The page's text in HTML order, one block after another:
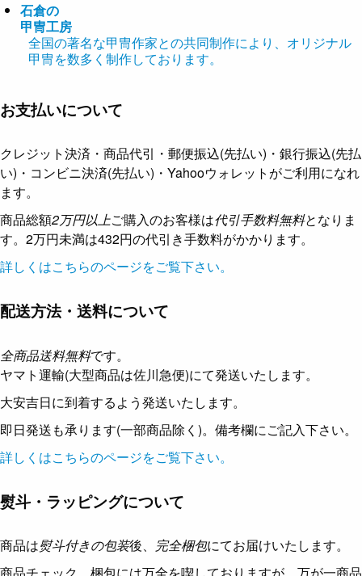
石倉の
甲冑工房
全国の著名な甲冑作家との共同制作により、オリジナル
甲冑を数多く制作しております。
お支払いについて
クレジット決済・商品代引・郵便振込(先払い)・銀行振込(先払
い)・コンビニ決済(先払い)・Yahooウォレットがご利用になれ
ます。
商品総額2万円以上ご購入のお客様は代引手数料無料となりま
す。2万円未満は432円の代引き手数料がかかります。
詳しくはこちらのページをご覧下さい。
配送方法・送料について
全商品送料無料です。
ヤマト運輸(大型商品は佐川急便)にて発送いたします。
大安吉日に到着するよう発送いたします。
即日発送も承ります(一部商品除く)。備考欄にご記入下さい。
詳しくはこちらのページをご覧下さい。
熨斗・ラッピングについて
商品は熨斗付きの包装後、 完全梱包にてお届けいたします。